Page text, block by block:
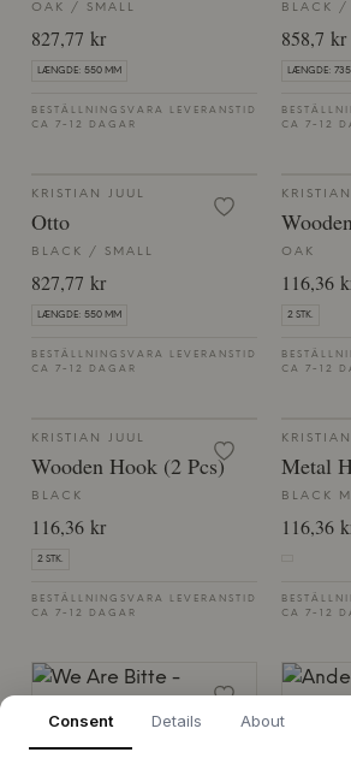
OAK / SMALL
827,77 kr
LÆNGDE: 550 MM
BESTÄLLNINGSVARA LEVERANSTID
CA 7-12 DAGAR
BLACK /
858,7 kr
LÆNGDE:
CA 7-12
KRISTIAN JUUL
Otto
BLACK / SMALL
827,77 kr
LÆNGDE: 550 MM
BESTÄLLNINGSVARA LEVERANSTID
CA 7-12 DAGAR
OAK
116,36
2 STK.
CA 7-12
KRISTIAN JUUL
Wooden Hook (2 Pcs)
BLACK
116,36 kr
2 STK.
BESTÄLLNINGSVARA LEVERANSTID
CA 7-12 DAGAR
Metal
BLACK
116,36
CA 7-12
Consent Details About